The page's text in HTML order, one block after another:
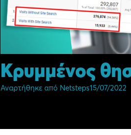
Κρυμμένος
Αναρτήθηκε από Netsteps15/07/2022